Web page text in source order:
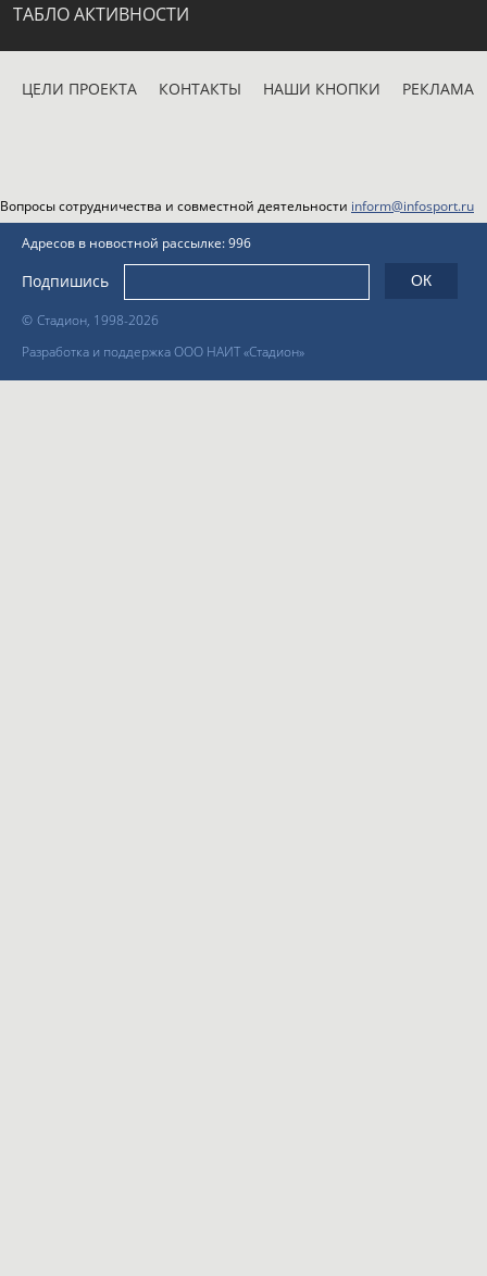
ТАБЛО АКТИВНОСТИ
ЦЕЛИ ПРОЕКТА КОНТАКТЫ НАШИ КНОПКИ РЕКЛАМА
Вопросы сотрудничества и совместной деятельности inform@infosport.ru
© Стадион, 1998-2026
Разработка и поддержка ООО НАИТ «Стадион»
Адресов в новостной рассылке: 996
Подпишись